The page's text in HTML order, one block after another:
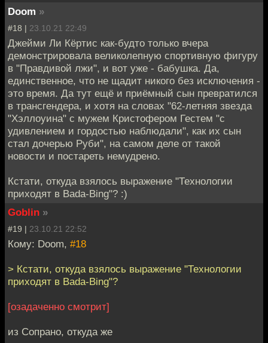
Doom »
#18 | 23.10.21 22:49
Джейми Ли Кёртис как-будто только вчера
демонстрировала великолепную спортивную фигуру
в "Правдивой лжи", и вот уже - бабушка. Да,
единственное, что не щадит никого без исключения -
это время. Да тут ещё и приёмный сын превратился
в трансгендера, и хотя на словах "62-летняя звезда
"Хэллоуина" с мужем Кристофером Гестем "с
удивлением и гордостью наблюдали", как их сын
стал дочерью Руби", на самом деле от такой
новости и постареть немудрено.
Кстати, откуда взялось выражение "Технологии
приходят в Bada-Bing"? :)
Goblin »
#19 | 23.10.21 22:52
Кому: Doom, #18
> Кстати, откуда взялось выражение "Технологии
приходят в Bada-Bing"?
[озадаченно смотрит]
из Сопрано, откуда же